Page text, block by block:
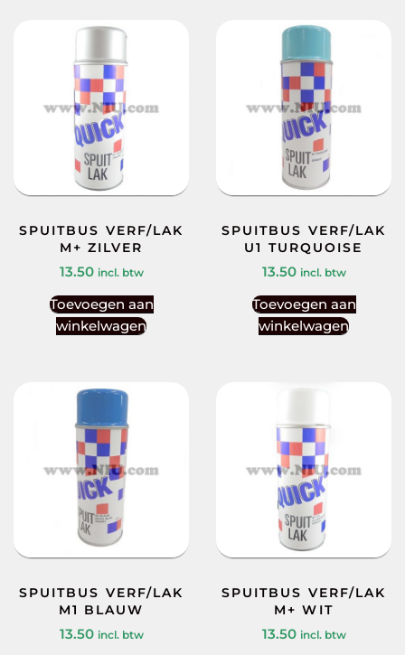
SPUITBUS VERF/LAK
M+ ZILVER
13.50 incl. btw
Toevoegen aan
winkelwagen
SPUITBUS VERF/LAK
U1 TURQUOISE
13.50 incl. btw
Toevoegen aan
winkelwagen
SPUITBUS VERF/LAK
M1 BLAUW
13.50 incl. btw
SPUITBUS VERF/LAK
M+ WIT
13.50 incl. btw